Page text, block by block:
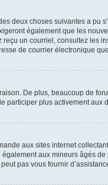
deux choses suivantes a
également que les
un courriel, consultez
de courrier électronique
De plus, beaucoup de
participer plus activement aux
aux sites internet
aux mineurs âgés
pas vous fournir